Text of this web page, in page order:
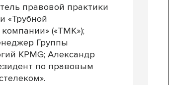
правовой практики
«Трубной
(«ТМК»);
Группы
KPMG; Александр
по правовым